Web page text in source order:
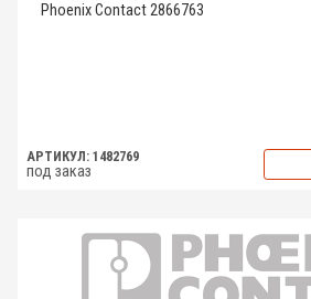
Phoenix Contact 2866763
АРТИКУЛ: 1482769
под заказ